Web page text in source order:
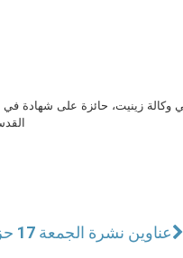
زينيت، حائزة على شهادة في
عناوين نشرة الجمعة 17 حزيران 2022: الصلاة الحقيقية